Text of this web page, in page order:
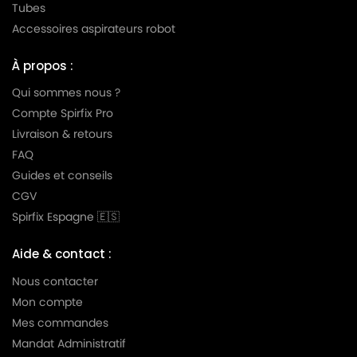
MIELE AMBIENTE
MIELE
MIELE ANIVERSARIO
MIELE
MIELE ANNIVERSARY
MIELE
MIELE ANNIVERSARY 100
MIELE
MIELE
MIELE ANNIVERSARY S104
Tubes
Accessoires aspirateurs robot
À propos :
Qui sommes nous ?
Compte Spirfix Pro
Livraison & retours
FAQ
Guides et conseils
CGV
Spirfix Espagne 🇪🇸
Aide & contact :
Nous contacter
Mon compte
Mes commandes
Mandat Administratif